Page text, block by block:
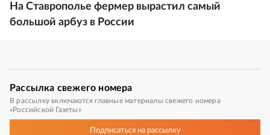
На Ставрополье фермер вырастил самый
большой арбуз в России
Рассылка свежего номера
В рассылку включаются главные материалы свежего номера
«Российской Газеты»
Подписатьсяна рассылку